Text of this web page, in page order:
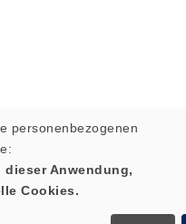
personenbezogenen
Anwendung,
Cookies.